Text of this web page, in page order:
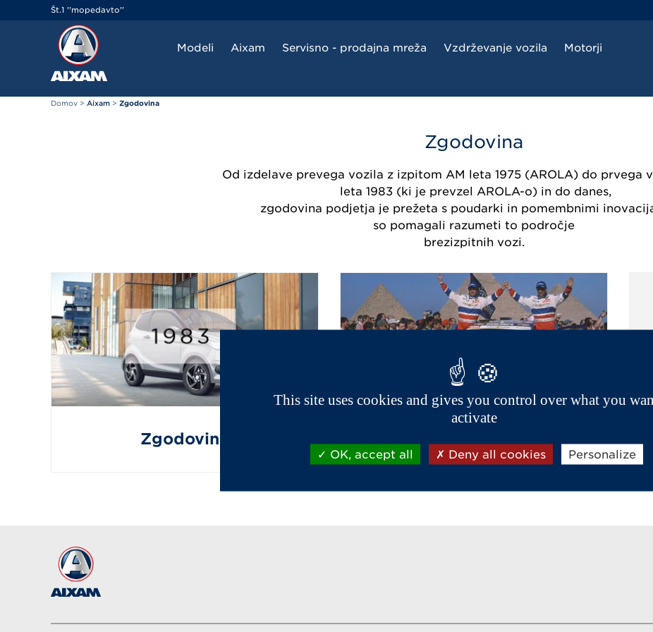
Št.1 ''mopedavto''
Modeli Aixam Servisno - prodajna mreža Vzdrževanje vozila Motorji
Domov > Aixam > Zgodovina
Zgodovina
Od izdelave prevega vozila z izpitom AM leta 1975 (AROLA) do prvega
leta 1983 (ki je prevzel AROLA-o) in do danes,
zgodovina podjetja je prežeta s poudarki in pomembnimi
so pomagali razumeti to področje
brezizpitnih vozi.
Zgodovina
Cookies management panel
This site uses cookies and gives you control over what you
activate
OK, accept all Deny all cookies Personalize